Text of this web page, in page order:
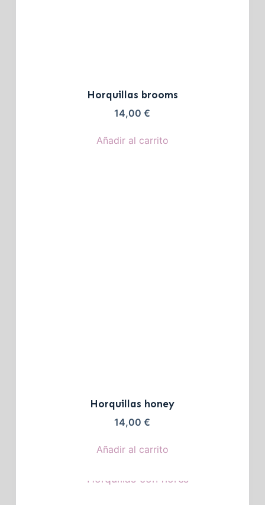
Horquillas brooms
14,00€
Añadir al carrito
Horquillas honey
14,00€
Añadir al carrito